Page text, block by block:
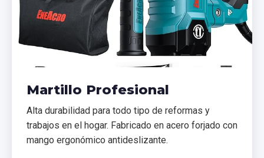
Martillo Profesional
Alta durabilidad para todo tipo de reformas y
trabajos en el hogar. Fabricado en acero forjado con
mango ergonómico antideslizante.